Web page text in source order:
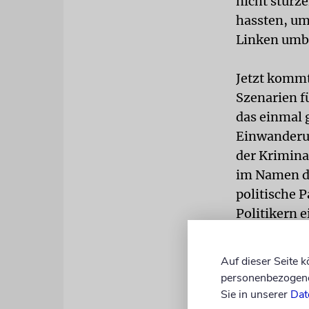
hassten,
Linken
Jetzt
Szenarien
das einmal
der
im Namen
politische
Politikern
Kurs des
Auf dieser Seite
Sie in unserer